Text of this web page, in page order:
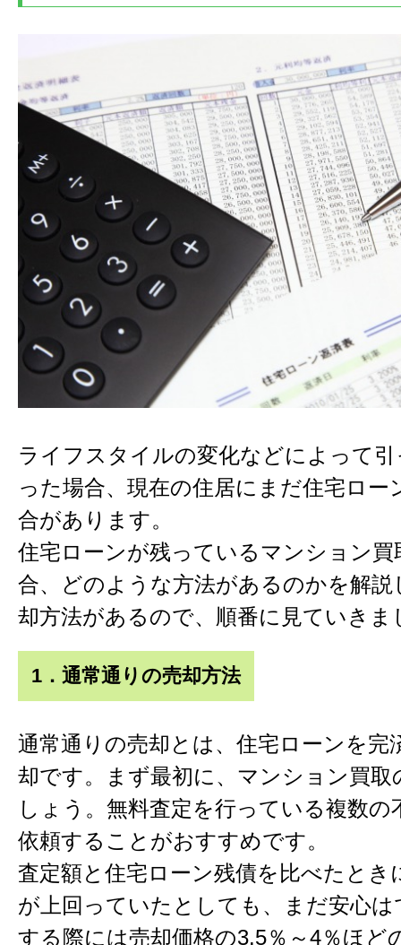
ライフスタイルの変化などによって
った場合、現在の住居にまだ住宅ロー
合があります。
住宅ローンが残っているマンション買
合、どのような方法があるのかを解説
却方法があるので、順番に見ていきま
1．通常通りの売却方法
通常通りの売却とは、住宅ローンを完
却です。まず最初に、マンション買取
しょう。無料査定を行っている複数の
依頼することがおすすめです。
査定額と住宅ローン残債を比べたとき
が上回っていたとしても、まだ安心
する際には売却価格の3.5％～4％ほど